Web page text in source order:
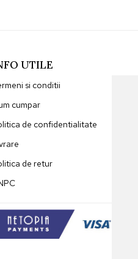
UTILE
si conditii
cumpar
de confidentialitate
de retur